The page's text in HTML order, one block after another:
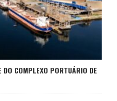
COMPLEXO PORTUÁRIO DE